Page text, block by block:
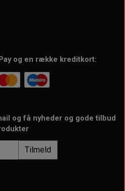
og en række kreditkort:
og få nyheder og gode tilbud
Tilmeld